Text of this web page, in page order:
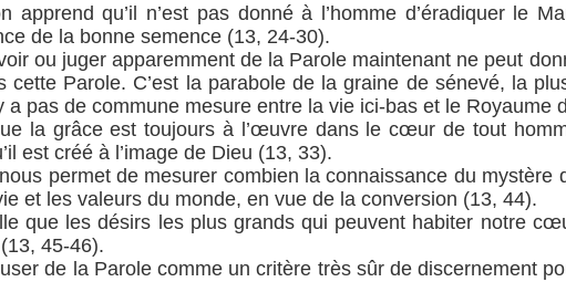
apprend qu’il n’est pas donné à l’homme d’éradiquer le
de la bonne semence (13, 24-30).
ou juger apparemment de la Parole maintenant ne peut
cette Parole. C’est la parabole de la graine de sénevé, la
a pas de commune mesure entre la vie ici-bas et le Royaume
la grâce est toujours à l’œuvre dans le cœur de tout
est créé à l’image de Dieu (13, 33).
permet de mesurer combien la connaissance du mystère
et les valeurs du monde, en vue de la conversion (13, 44).
que les désirs les plus grands qui peuvent habiter notre
45-46).
de la Parole comme un critère très sûr de discernement